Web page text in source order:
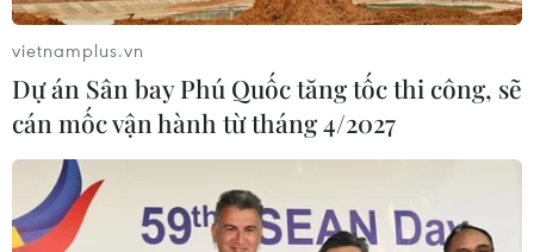
vietnamplus.vn
Dự án Sân bay Phú Quốc tăng tốc thi công, sẽ
cán mốc vận hành từ tháng 4/2027